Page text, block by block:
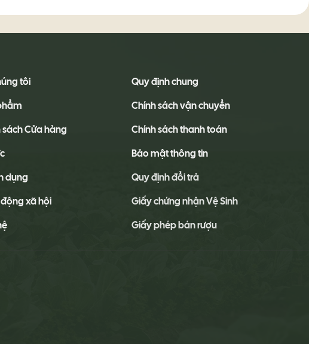
tôi
sách Cửa hàng
dụng
xã hội
Quy định chung
Chính sách vận chuyển
Chính sách thanh toán
Bảo mật thông tin
Quy định đổi trả
Giấy chứng nhận Vệ Sinh
Giấy phép bán rượu